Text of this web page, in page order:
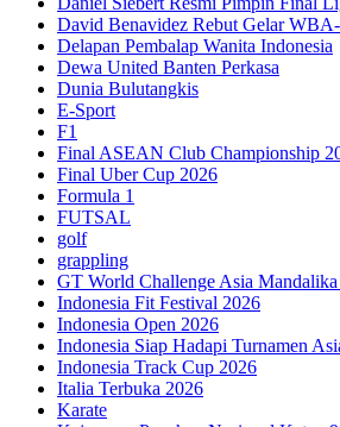
David Benavidez Rebut Gelar
Delapan Pembalap Wanita Indonesia
Dewa United Banten Perkasa
Dunia Bulutangkis
E-Sport
F1
Final ASEAN Club Championship
Final Uber Cup 2026
Formula 1
FUTSAL
golf
grappling
GT World Challenge Asia
Indonesia Fit Festival 2026
Indonesia Open 2026
Indonesia Siap Hadapi Turnamen
Indonesia Track Cup 2026
Italia Terbuka 2026
Karate